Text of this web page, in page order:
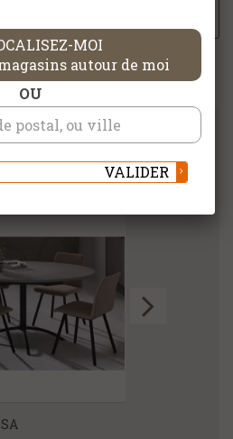
CATÉGORIE
MOI
autour de moi
OU
VALIDER